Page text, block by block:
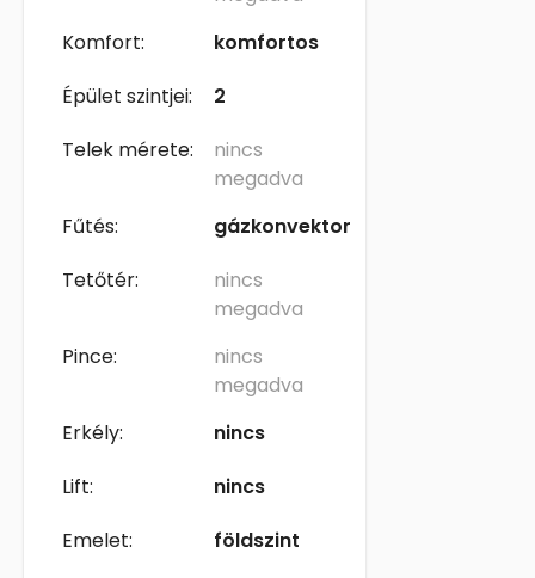
Komfort:
komfortos
Épület szintjei:
2
Telek mérete:
nincs
megadva
Fűtés:
gázkonvektor
Tetőtér:
nincs
megadva
Pince:
nincs
megadva
Erkély:
nincs
Lift:
nincs
Emelet:
földszint